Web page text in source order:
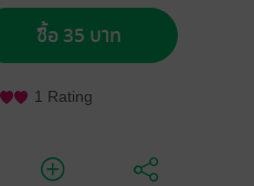
ซื้อ 35 บาท
1 Rating